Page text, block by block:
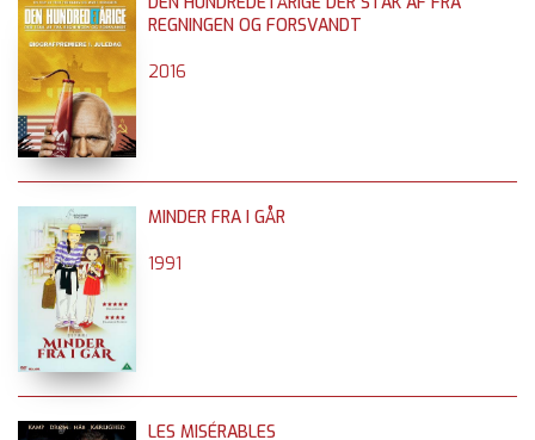
REGNINGEN OG FORSVANDT
2016
MINDER FRA I GÅR
1991
LES MISÉRABLES